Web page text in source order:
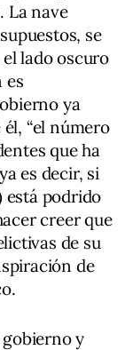
La nave
se
lado oscuro
es
ya
“el número
que ha
es decir, si
está podrido
creer que
de su
de
y